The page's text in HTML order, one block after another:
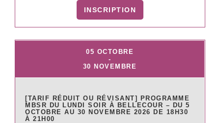
INSCRIPTION
05 OCTOBRE
-
30 NOVEMBRE
[TARIF RÉDUIT OU RÉVISANT] PROGRAMME
MBSR DU LUNDI SOIR À BELLECOUR – DU 5
OCTOBRE AU 30 NOVEMBRE 2026 DE 18H30
À 21H00